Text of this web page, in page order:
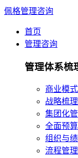
佩格管理咨询
首页
管理咨询
管理体系梳
商业模
战略梳
集团化
全面预
组织与
流程管理